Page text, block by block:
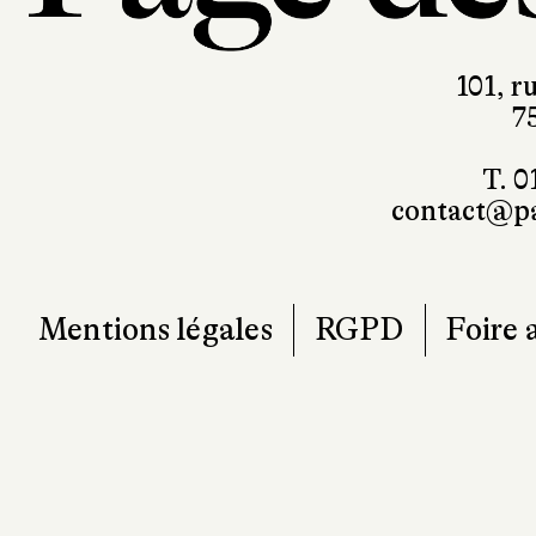
101,
T.
Mentions légales RGPD Foire